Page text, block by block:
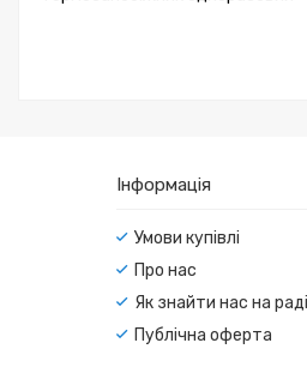
Інформація
Умови купівлі
Про нас
Як знайти нас на
Публічна оферта